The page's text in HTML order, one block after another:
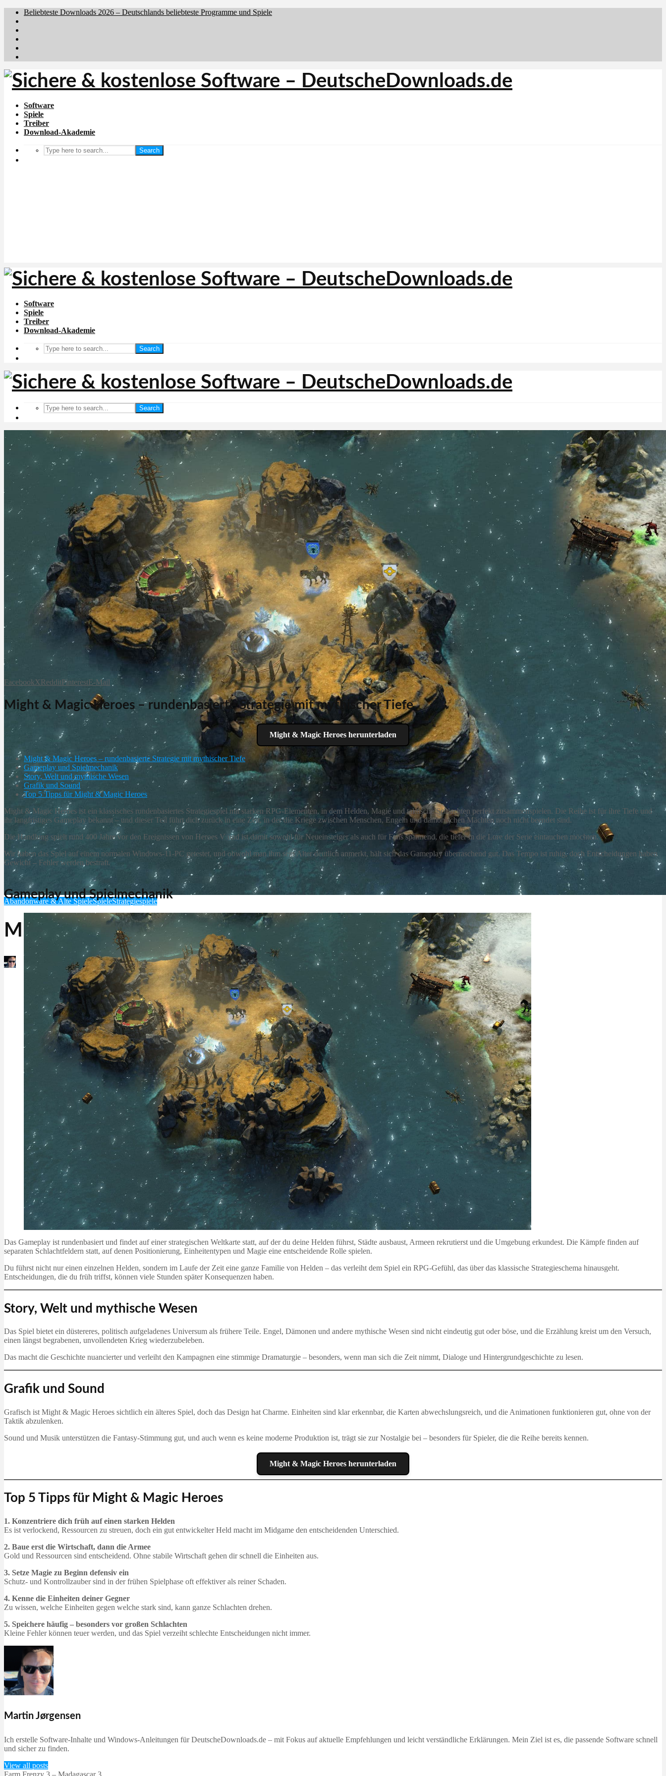
Beliebteste Downloads 2026 – Deutschlands beliebteste Programme und Spiele
Software
Spiele
Treiber
Download-Akademie
Search
Software
Spiele
Treiber
Download-Akademie
Search
Search
Abandonware & Alte SpieleSpieleStrategiespiele
Might & Magic Heroes 6
Martin Jørgensen
Januar 9, 2026
FacebookXRedditPinterestE-Mail
Might & Magic Heroes – rundenbasierte Strategie mit mythischer Tiefe
Might & Magic Heroes herunterladen
Might & Magic Heroes – rundenbasierte Strategie mit mythischer Tiefe
Gameplay und Spielmechanik
Story, Welt und mythische Wesen
Grafik und Sound
Top 5 Tipps für Might & Magic Heroes
Might & Magic Heroes ist ein klassisches rundenbasiertes Strategiespiel mit starken RPG-Elementen, in dem Helden, Magie und taktische Schlachten perfekt zusammenspielen. Die Reihe ist für ihre Tiefe und
ihr langfristiges Gameplay bekannt – und dieser Teil führt dich zurück in eine Zeit, in der die Kriege zwischen Menschen, Engeln und dämonischen Mächten noch nicht beendet sind.
Die Handlung spielt rund 400 Jahre vor den Ereignissen von Heroes V und ist damit sowohl für Neueinsteiger als auch für Fans spannend, die tiefer in die Lore der Serie eintauchen möchten.
Wir haben das Spiel auf einem normalen Windows‑11-PC getestet, und obwohl man ihm sein Alter deutlich anmerkt, hält sich das Gameplay überraschend gut. Das Tempo ist ruhig, doch Entscheidungen haben
Gewicht – Fehler werden bestraft.
Gameplay und Spielmechanik
Das Gameplay ist rundenbasiert und findet auf einer strategischen Weltkarte statt, auf der du deine Helden führst, Städte ausbaust, Armeen rekrutierst und die Umgebung erkundest. Die Kämpfe finden auf
separaten Schlachtfeldern statt, auf denen Positionierung, Einheitentypen und Magie eine entscheidende Rolle spielen.
Du führst nicht nur einen einzelnen Helden, sondern im Laufe der Zeit eine ganze Familie von Helden – das verleiht dem Spiel ein RPG-Gefühl, das über das klassische Strategieschema hinausgeht.
Entscheidungen, die du früh triffst, können viele Stunden später Konsequenzen haben.
Story, Welt und mythische Wesen
Das Spiel bietet ein düstereres, politisch aufgeladenes Universum als frühere Teile. Engel, Dämonen und andere mythische Wesen sind nicht eindeutig gut oder böse, und die Erzählung kreist um den Versuch,
einen längst begrabenen, unvollendeten Krieg wiederzubeleben.
Das macht die Geschichte nuancierter und verleiht den Kampagnen eine stimmige Dramaturgie – besonders, wenn man sich die Zeit nimmt, Dialoge und Hintergrundgeschichte zu lesen.
Grafik und Sound
Grafisch ist Might & Magic Heroes sichtlich ein älteres Spiel, doch das Design hat Charme. Einheiten sind klar erkennbar, die Karten abwechslungsreich, und die Animationen funktionieren gut, ohne von der
Taktik abzulenken.
Sound und Musik unterstützen die Fantasy-Stimmung gut, und auch wenn es keine moderne Produktion ist, trägt sie zur Nostalgie bei – besonders für Spieler, die die Reihe bereits kennen.
Might & Magic Heroes herunterladen
Top 5 Tipps für Might & Magic Heroes
1. Konzentriere dich früh auf einen starken Helden
Es ist verlockend, Ressourcen zu streuen, doch ein gut entwickelter Held macht im Midgame den entscheidenden Unterschied.
2. Baue erst die Wirtschaft, dann die Armee
Gold und Ressourcen sind entscheidend. Ohne stabile Wirtschaft gehen dir schnell die Einheiten aus.
3. Setze Magie zu Beginn defensiv ein
Schutz- und Kontrollzauber sind in der frühen Spielphase oft effektiver als reiner Schaden.
4. Kenne die Einheiten deiner Gegner
Zu wissen, welche Einheiten gegen welche stark sind, kann ganze Schlachten drehen.
5. Speichere häufig – besonders vor großen Schlachten
Kleine Fehler können teuer werden, und das Spiel verzeiht schlechte Entscheidungen nicht immer.
Martin Jørgensen
Ich erstelle Software-Inhalte und Windows-Anleitungen für DeutscheDownloads.de – mit Fokus auf aktuelle Empfehlungen und leicht verständliche Erklärungen. Mein Ziel ist es, die passende Software schnell
und sicher zu finden.
View all posts
Farm Frenzy 3 – Madagascar 3